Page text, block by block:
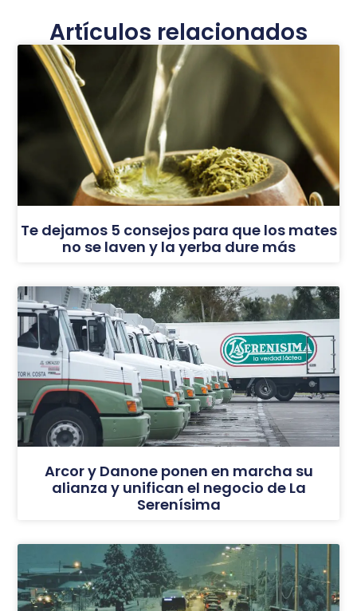
Artículos relacionados
Te dejamos 5 consejos para que los mates
no se laven y la yerba dure más
Arcor y Danone ponen en marcha su
alianza y unifican el negocio de La
Serenísima